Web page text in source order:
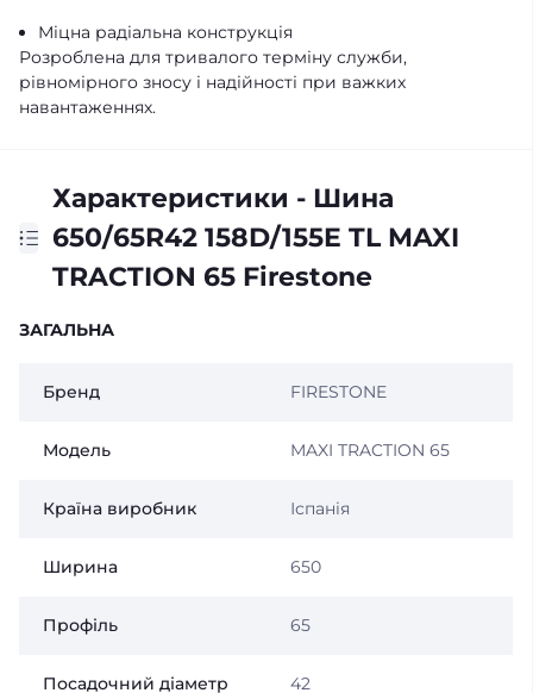
Міцна радіальна конструкція
Розроблена для тривалого терміну служби,
рівномірного зносу і надійності при важких
навантаженнях.
Характеристики - Шина
650/65R42 158D/155E TL MAXI
TRACTION 65 Firestone
ЗАГАЛЬНА
Бренд FIRESTONE
Модель MAXI TRACTION 65
Країна виробник Іспанія
Ширина 650
Профіль 65
Посадочний діаметр 42